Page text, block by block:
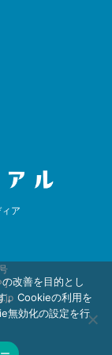
ア
] 改善を目的とし
。Cookieの利用を
無効化の設定を行